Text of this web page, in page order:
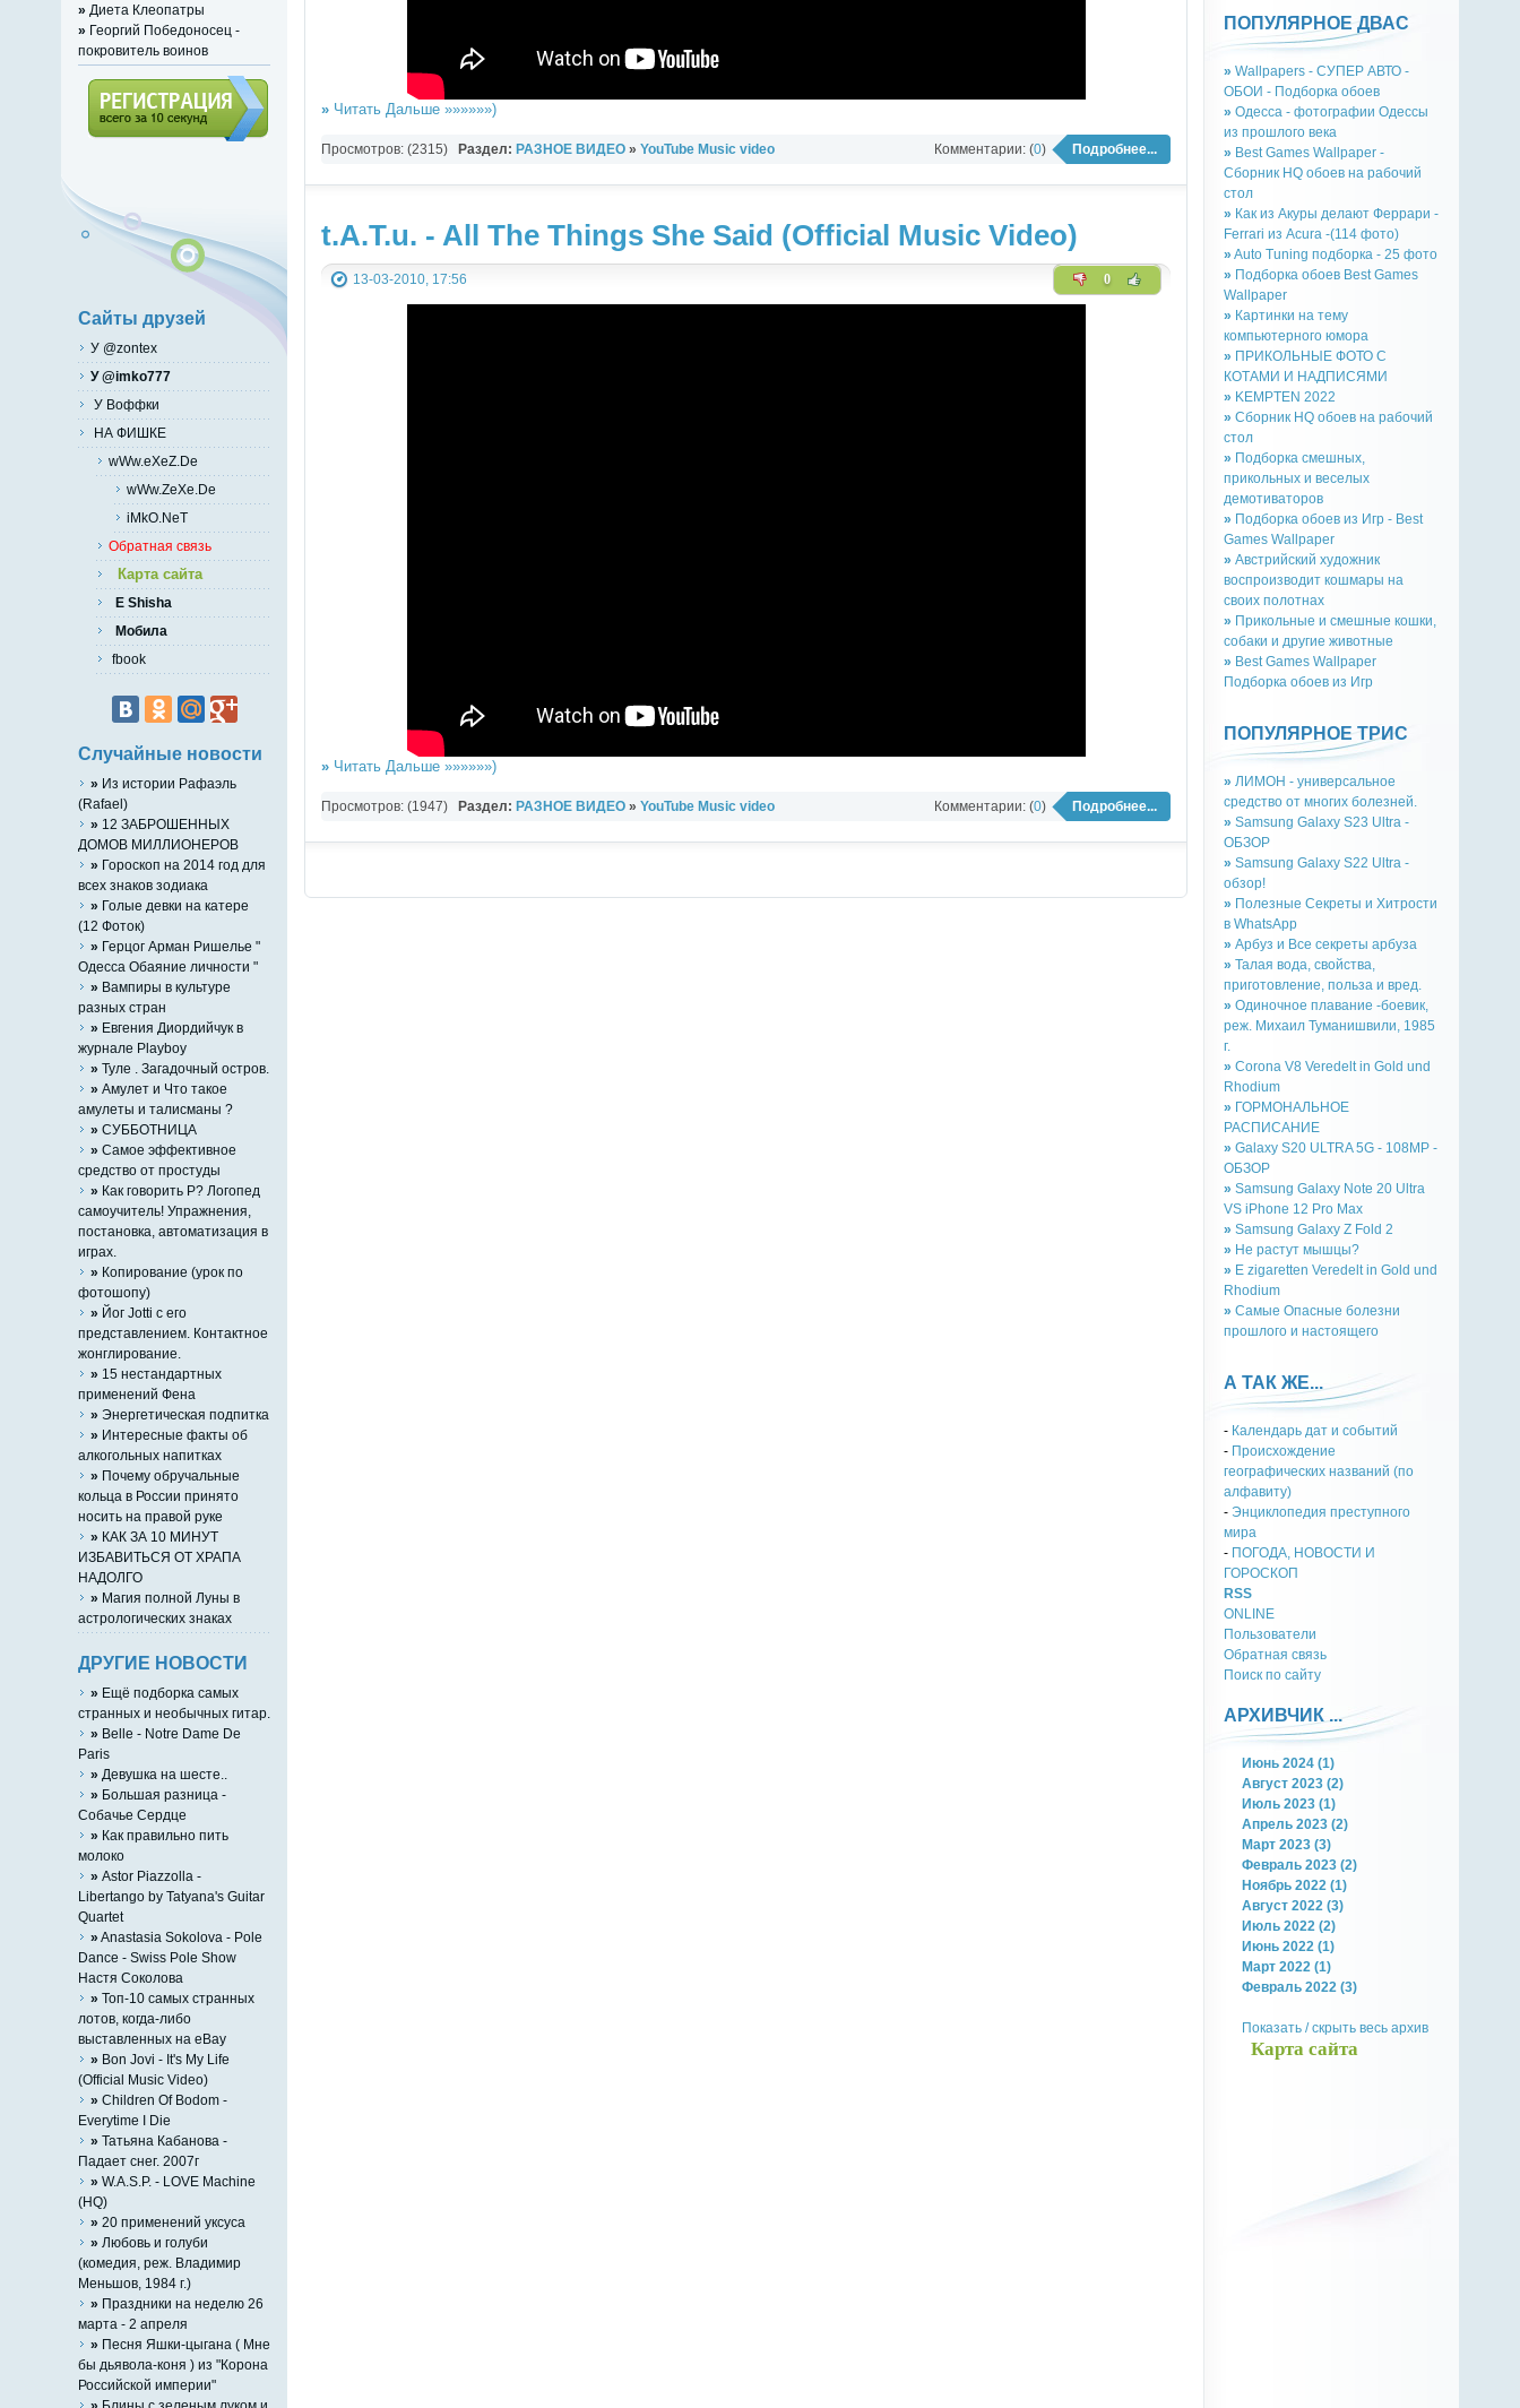
»Читать Дальше »»»»»»)
Подробнее...
Комментарии: (0)
Просмотров: (2315) Раздел: РАЗНОЕ ВИДЕО» YouTube Music video
t.A.T.u. - All The Things She Said (Official Music Video)
0
13-03-2010, 17:56
»Читать Дальше »»»»»»)
Подробнее...
Комментарии: (0)
Просмотров: (1947) Раздел: РАЗНОЕ ВИДЕО» YouTube Music video
ПОПУЛЯРНОЕ ДВАС
» Wallpapers - СУПЕР АВТО -
ОБОИ - Подборка обоев
» Одесса - фотографии Одессы
из прошлого века
» Best Games Wallpaper -
Сборник HQ обоев на рабочий
стол
» Как из Акуры делают Феррари -
Ferrari из Acura -(114 фото)
» Auto Tuning подборка - 25 фото
» Подборка обоев Best Games
Wallpaper
» Картинки на тему
компьютерного юмора
» ПРИКОЛЬНЫЕ ФОТО С
КОТАМИ И НАДПИСЯМИ
» KEMPTEN 2022
» Сборник HQ обоев на рабочий
стол
» Подборка смешных,
прикольных и веселых
демотиваторов
» Подборка обоев из Игр - Best
Games Wallpaper
» Австрийский художник
воспроизводит кошмары на
своих полотнах
» Прикольные и смешные кошки,
собаки и другие животные
» Best Games Wallpaper
Подборка обоев из Игр
ПОПУЛЯРНОЕ ТРИС
» ЛИМОН - универсальное
средство от многих болезней.
» Samsung Galaxy S23 Ultra -
ОБЗОР
» Samsung Galaxy S22 Ultra -
обзор!
» Полезные Секреты и Хитрости
в WhatsApp
» Арбуз и Все секреты арбуза
» Талая вода, свойства,
приготовление, польза и вред.
» Одиночное плавание -боевик,
реж. Михаил Туманишвили, 1985
г.
» Corona V8 Veredelt in Gold und
Rhodium
» ГОРМОНАЛЬНОЕ
РАСПИСАНИЕ
» Galaxy S20 ULTRA 5G - 108MP -
ОБЗОР
» Samsung Galaxy Note 20 Ultra
VS iPhone 12 Pro Max
» Samsung Galaxy Z Fold 2
» Не растут мышцы?
» E zigaretten Veredelt in Gold und
Rhodium
» Самые Опасные болезни
прошлого и настоящего
А ТАК ЖЕ...
- Календарь дат и событий
- Происхождение
географических названий (по
алфавиту)
- Энциклопедия преступного
мира
- ПОГОДА, НОВОСТИ И
ГОРОСКОП
RSS
ONLINE
Пользователи
Обратная связь
Поиск по сайту
АРХИВЧИК ...
Июнь 2024 (1)
Август 2023 (2)
Июль 2023 (1)
Апрель 2023 (2)
Март 2023 (3)
Февраль 2023 (2)
Ноябрь 2022 (1)
Август 2022 (3)
Июль 2022 (2)
Июнь 2022 (1)
Март 2022 (1)
Февраль 2022 (3)
Показать / скрыть весь архив
Карта сайта
» Диета Клеопатры
» Георгий Победоносец -
покровитель воинов
Сайты друзей
У @zontex
У @imko777
У Воффки
НА ФИШКЕ
wWw.eXeZ.De
wWw.ZeXe.De
iMkO.NeT
Обратная связь
Карта сайта
E Shisha
Мобила
fbook
Случайные новости
» Из истории Рафаэль
(Rafael)
» 12 ЗАБРОШЕННЫХ
ДОМОВ МИЛЛИОНЕРОВ
» Гороскоп на 2014 год для
всех знаков зодиака
» Голые девки на катере
(12 Фоток)
» Герцог Арман Ришелье "
Одесса Обаяние личности "
» Вампиры в культуре
разных стран
» Евгения Диордийчук в
журнале Playboy
» Туле . Загадочный остров.
» Амулет и Что такое
амулеты и талисманы ?
» СУББОТНИЦА
» Самое эффективное
средство от простуды
» Как говорить Р? Логопед
самоучитель! Упражнения,
постановка, автоматизация в
играх.
» Копирование (урок по
фотошопу)
» Йог Jotti с его
представлением. Контактное
жонглирование.
» 15 нестандартных
применений Фена
» Энергетическая подпитка
» Интересные факты об
алкогольных напитках
» Почему обручальные
кольца в России принято
носить на правой руке
» КАК ЗА 10 МИНУТ
ИЗБАВИТЬСЯ ОТ ХРАПА
НАДОЛГО
» Магия полной Луны в
астрологических знаках
ДРУГИЕ НОВОСТИ
» Ещё подборка самых
странных и необычных гитар.
» Belle - Notre Dame De
Paris
» Девушка на шесте..
» Большая разница -
Собачье Сердце
» Как правильно пить
молоко
» Astor Piazzolla -
Libertango by Tatyana's Guitar
Quartet
» Anastasia Sokolova - Pole
Dance - Swiss Pole Show
Настя Соколова
» Топ-10 самых странных
лотов, когда-либо
выставленных на eBay
» Bon Jovi - It's My Life
(Official Music Video)
» Children Of Bodom -
Everytime I Die
» Татьяна Кабанова -
Падает снег. 2007г
» W.A.S.P. - LOVE Machine
(HQ)
» 20 применений уксуса
» Любовь и голуби
(комедия, реж. Владимир
Меньшов, 1984 г.)
» Праздники на неделю 26
марта - 2 апреля
» Песня Яшки-цыгана ( Мне
бы дьявола-коня ) из "Корона
Российской империи"
» Блины с зеленым луком и